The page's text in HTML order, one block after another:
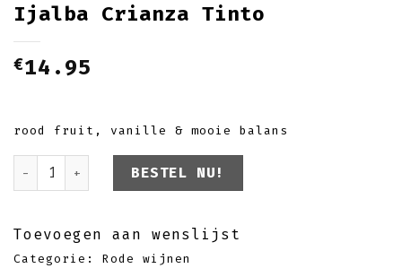
Ijalba Crianza Tinto
€14.95
rood fruit, vanille & mooie balans
Ijalba Crianza Tinto aantal
BESTEL NU!
Toevoegen aan wenslijst
Categorie: Rode wijnen